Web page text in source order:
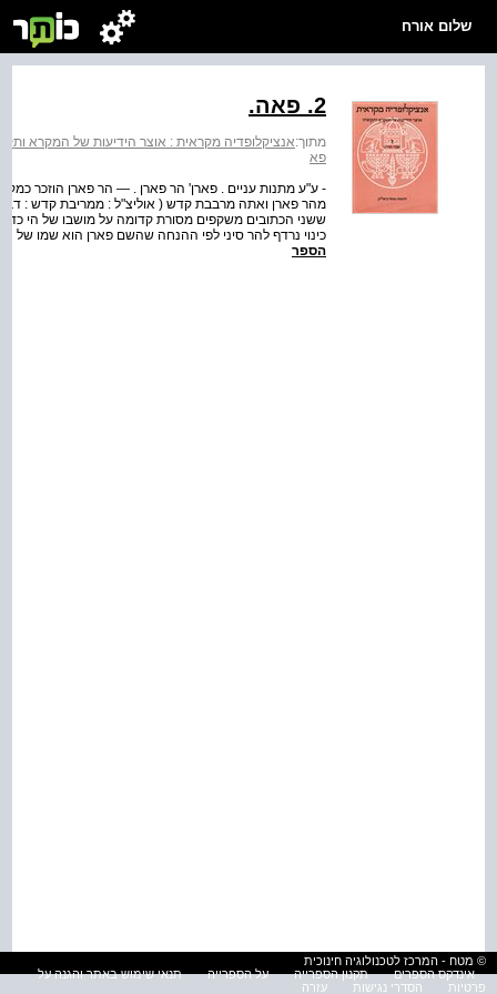
שלום אורח
2. פאה.
מתוך:אנציקלופדיה מקראית : אוצר הידיעות של המקרא
פא
- ע"ע מתנות עניים . פארן' הר פארן . — הר פארן הוזכר
מהר פארן ואתה מרבבת קדש ( אוליצ"ל : ממריבת קדש : דבי
ששני הכתובים משקפים מסורת קדומה על מושבו של הי
כינוי נרדף להר סיני לפי ההנחה שהשם פארן הוא שמו
הספר
© מטח - המרכז לטכנולוגיה חינוכית
אינדקס הספרים
תקנון הספרייה על הספרייה
תנאי שימוש באתר והגנה על
פרטיות
הסדרי נגישות עזרה